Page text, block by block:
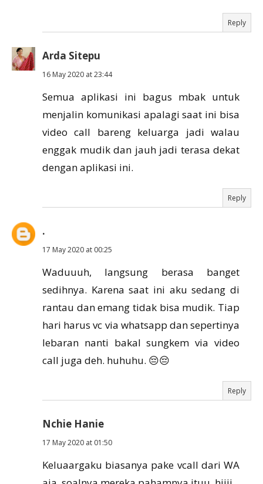
Reply
Arda Sitepu
16 May 2020 at 23:44
Semua aplikasi ini bagus mbak untuk
menjalin komunikasi apalagi saat ini bisa
video call bareng keluarga jadi walau
enggak mudik dan jauh jadi terasa dekat
dengan aplikasi ini.
Reply
.
17 May 2020 at 00:25
Waduuuh, langsung berasa banget
sedihnya. Karena saat ini aku sedang di
rantau dan emang tidak bisa mudik. Tiap
hari harus vc via whatsapp dan sepertinya
lebaran nanti bakal sungkem via video
call juga deh. huhuhu. 😔😔
Reply
Nchie Hanie
17 May 2020 at 01:50
Keluaargaku biasanya pake vcall dari WA